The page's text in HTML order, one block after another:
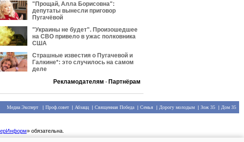
"Прощай, Алла Борисовна":
депутаты вынесли приговор
Пугачёвой
"Украины не будет". Произошедшее
на СВО привело в ужас полковника
США
Страшные известия о Пугачевой и
Галкине*: это случилось на самом
деле
Рекламодателям • Партнёрам
Медиа Эксперт| Проф.совет| Абзацц | Священная Победа | Семья | Дорогу молодым | Зож 35 | Дом 35
» обязательна.